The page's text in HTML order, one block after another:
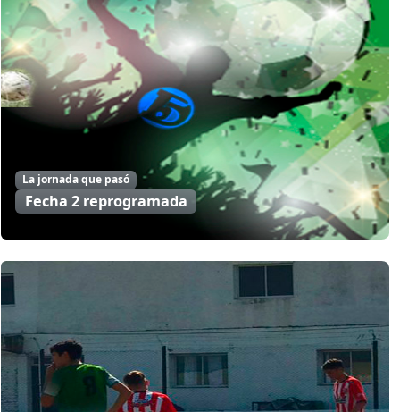
La jornada que pasó
Fecha 2 reprogramada